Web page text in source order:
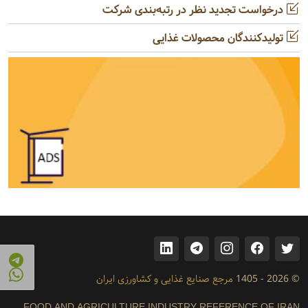
درخواست تجدید نظر در رتبه‌بندی شرکت
تولیدکنندگان محصولات غذایی
© 2026 - 1405 مرجع صنایع غذایی و کشاورزی ایران